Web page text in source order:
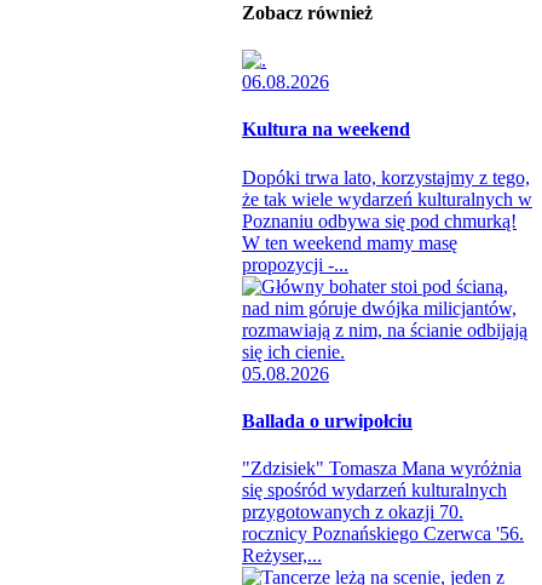
Zobacz również
06.08.2026
Kultura na weekend
Dopóki trwa lato, korzystajmy z tego,
że tak wiele wydarzeń kulturalnych w
Poznaniu odbywa się pod chmurką!
W ten weekend mamy masę
propozycji -...
05.08.2026
Ballada o urwipołciu
"Zdzisiek" Tomasza Mana wyróżnia
się spośród wydarzeń kulturalnych
przygotowanych z okazji 70.
rocznicy Poznańskiego Czerwca '56.
Reżyser,...